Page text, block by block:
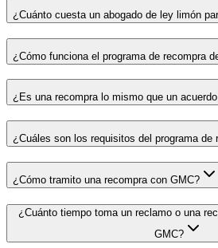
¿Cuánto cuesta un abogado de ley limón
¿Cómo funciona el programa de recompra
¿Es una recompra lo mismo que un
¿Cuáles son los requisitos del programa de
¿Cómo tramito una recompra con GMC?
¿Cuánto tiempo toma un reclamo o una
GMC?